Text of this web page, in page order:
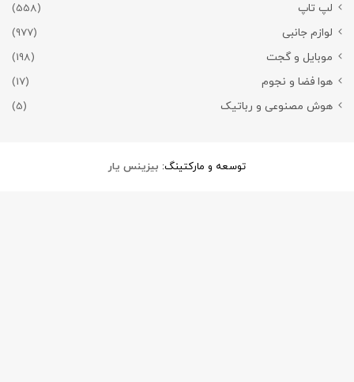
لپ تاپ
(558)
لوازم جانبی
(977)
موبایل و گجت
(198)
هوا فضا و نجوم
(17)
هوش مصنوعی و رباتیک
(5)
توسعه و مارکتینگ: بیزینس یار